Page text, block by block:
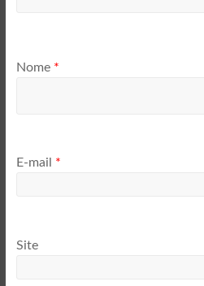
Nome *
E-mail *
Site